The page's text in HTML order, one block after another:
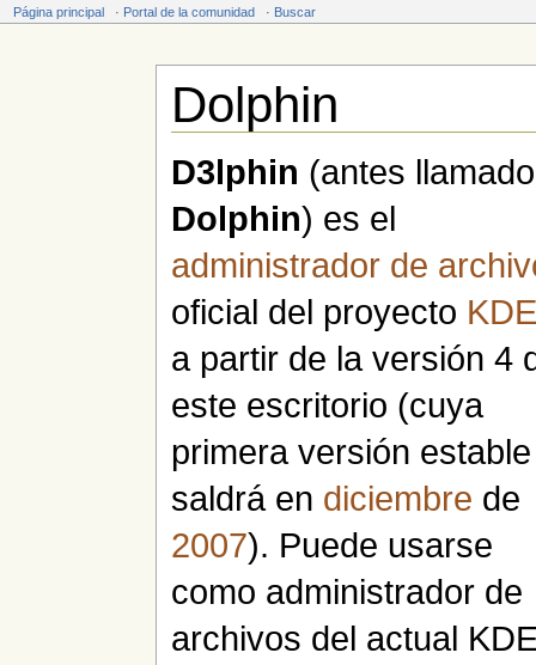
Página principal · Portal de la comunidad · Buscar
Dolphin
D3lphin (antes llamado
Dolphin) es el
administrador de
oficial del proyecto
a partir de la versión 4
este escritorio (cuya
primera versión estable
saldrá en diciembre de
2007). Puede usarse
como administrador de
archivos del actual